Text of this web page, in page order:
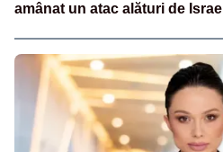
amânat un atac alături de Israel